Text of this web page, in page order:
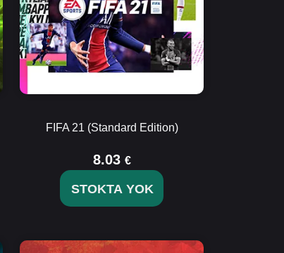
FIFA 21 (Standard Edition)
8.03 €
STOKTA YOK